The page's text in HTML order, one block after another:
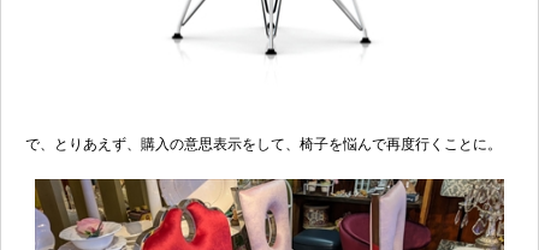
で、とりあえず、購入の意思表示をして、椅子を悩んで再度行くことに。